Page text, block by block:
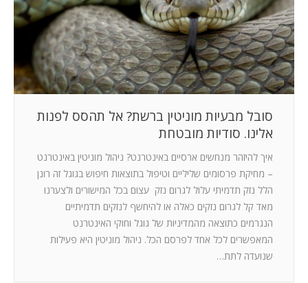
ניהול מוניטין
צור קשר
סובל מבעיות מוניטין ברשת? אל תהסס לפנות
אלינו. סודיות מובטחת
איך להיזהר מנחשים ארסיים באינטרנט? ניהול מוניטין באינטרנט
– מחיקת פרסומים שליליים וטיפול בתוצאות חיפוש בגוגל זה רונן
הלל נזק תדמיתי עלול לגרום נזק עצום בכל המישורים ולצערנו
מאד קל לגרום נזקים כאלה או להיחשף לנזקים תדמיתיים
הנגרמים כתוצאה מהמדיניות של גוגל וחוקי האינטרנט
המאפשרים לכל אחד לפרסם הכל. ניהול מוניטין היא פעילות
שנועדה לתת…